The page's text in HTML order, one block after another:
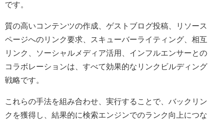
です。
質の高いコンテンツの作成、ゲストブログ投稿、リソース
ページへのリンク要求、スキューバーライティング、相互
リンク、ソーシャルメディア活用、インフルエンサーとの
コラボレーションは、すべて効果的なリンクビルディング
戦略です。
これらの手法を組み合わせ、実行することで、バックリン
クを獲得し、結果的に検索エンジンでのランク向上につな